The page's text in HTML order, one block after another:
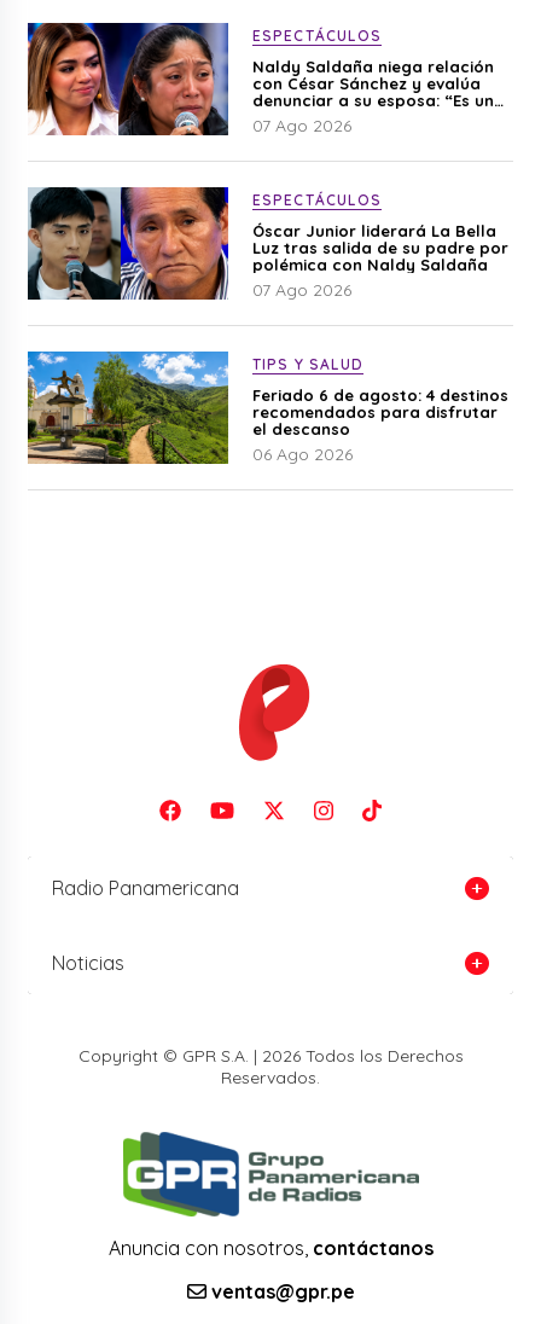
ESPECTÁCULOS
Naldy Saldaña niega relación
con César Sánchez y evalúa
denunciar a su esposa: “Es una
difamación”
07 Ago 2026
ESPECTÁCULOS
Óscar Junior liderará La Bella
Luz tras salida de su padre por
polémica con Naldy Saldaña
07 Ago 2026
TIPS Y SALUD
Feriado 6 de agosto: 4 destinos
recomendados para disfrutar
el descanso
06 Ago 2026
Radio Panamericana
Noticias
Copyright © GPR S.A. | 2026 Todos los Derechos
Reservados.
Anuncia con nosotros, contáctanos
ventas@gpr.pe